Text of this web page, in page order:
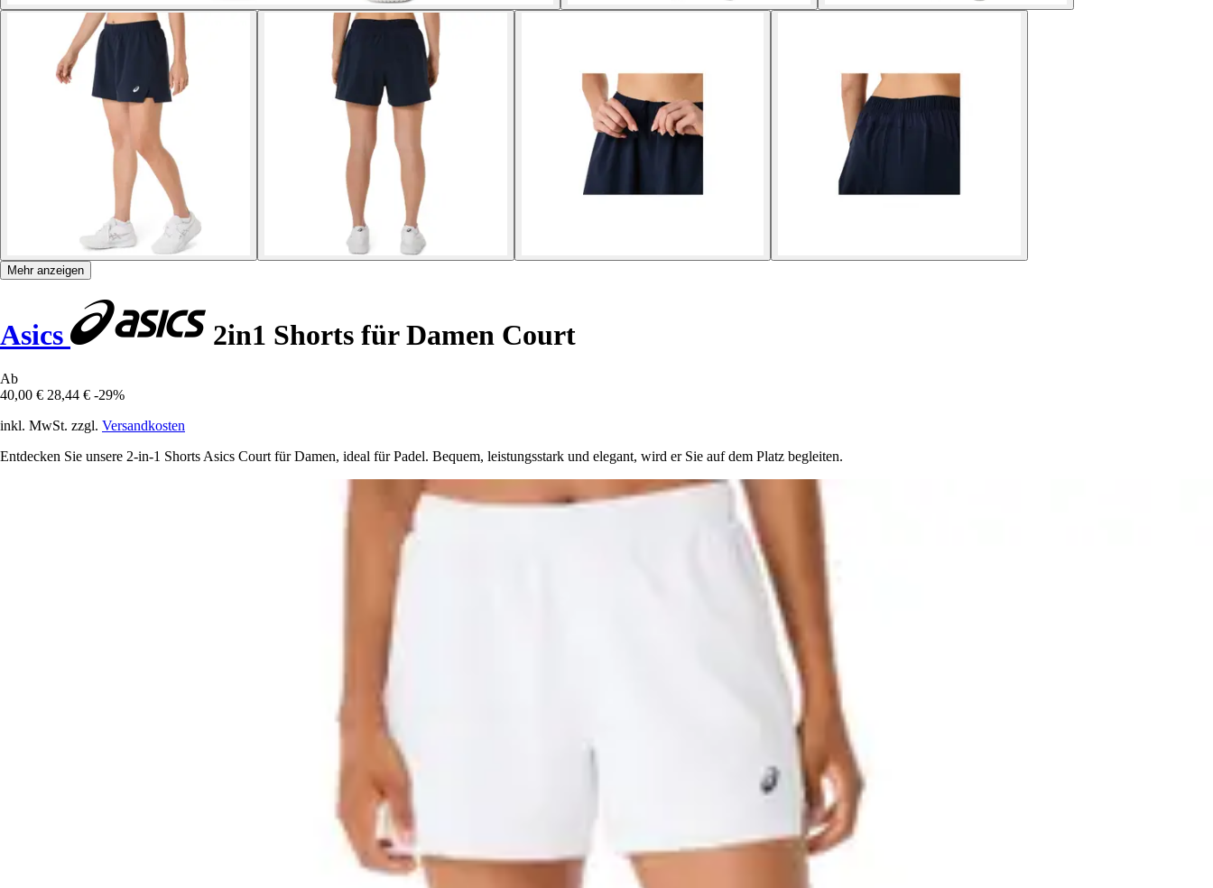
Mehr anzeigen
Asics 2in1 Shorts für Damen Court
Ab
40,00 € 28,44 € -29%
inkl. MwSt. zzgl. Versandkosten
Entdecken Sie unsere 2-in-1 Shorts Asics Court für Damen, ideal für Padel. Bequem, leistungsstark und elegant, wird er Sie auf dem Platz begleiten.